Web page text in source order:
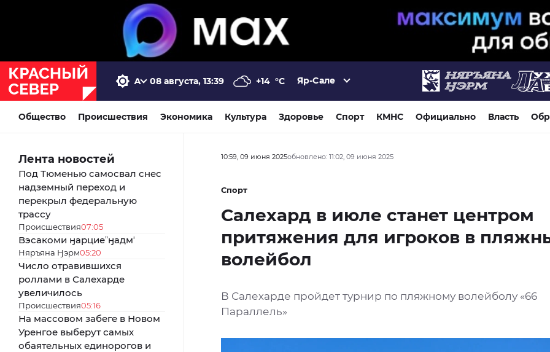
08 августа, 13:39 +14 °C Яр-Сале
Общество Происшествия Экономика Культура Здоровье Спорт КМНС Официально Власть
Лента новостей
Под Тюменью самосвал снес
надземный переход и
перекрыл федеральную
трассу
Происшествия07:05
Вэсакоми ӈарциеˮӈадмʼ
Няръяна Ӈэрм05:20
Число отравившихся
роллами в Салехарде
увеличилось
Происшествия05:16
На массовом забеге в Новом
Уренгое выберут самых
обаятельных единорогов и
10:59, 09 июня 2025обновлено: 11:02, 09 июня 2025
Спорт
Салехард в июле станет центром
притяжения для игроков в
волейбол
В Салехарде пройдет турнир по пляжному волейболу «66
Параллель»